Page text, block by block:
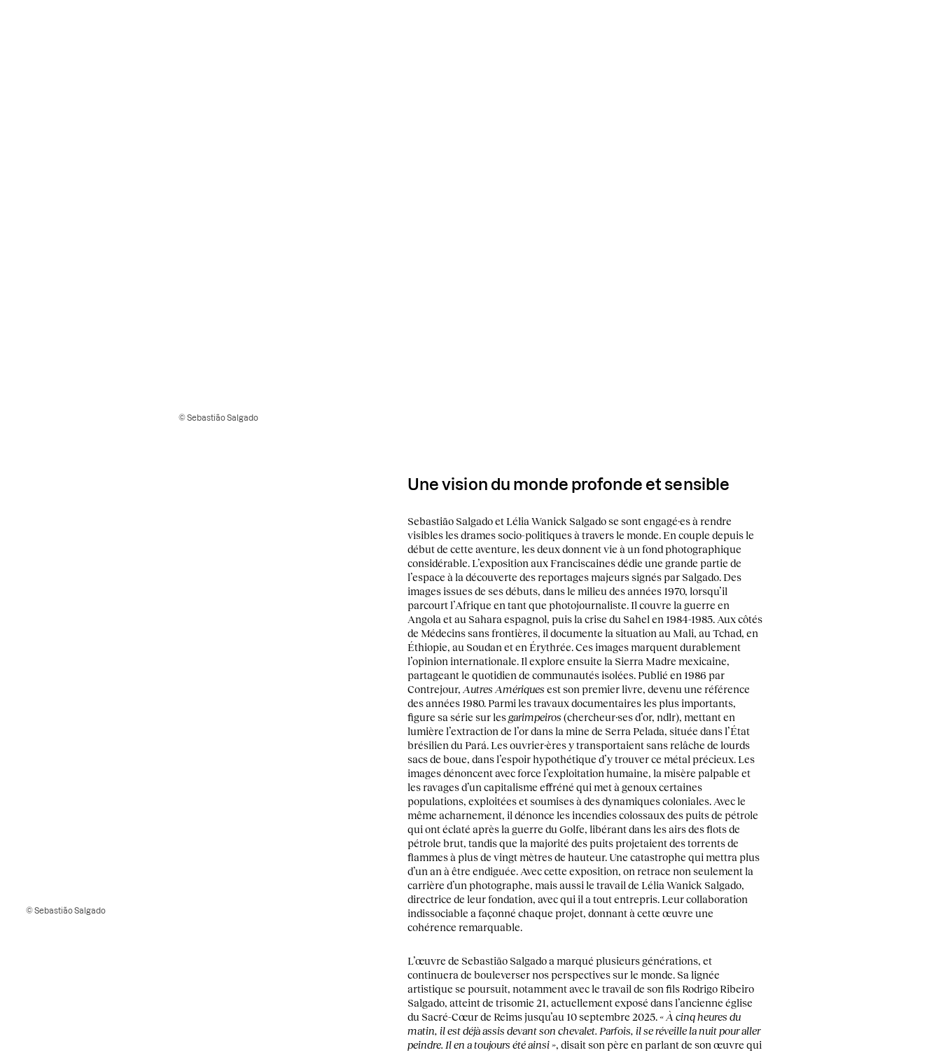
© Sebastião Salgado
© Sebastião Salgado
Une vision du monde profonde et sensible
Sebastião Salgado et Lélia Wanick Salgado se sont engagé·es à rendre
visibles les drames socio-politiques à travers le monde. En couple depuis le
début de cette aventure, les deux donnent vie à un fond photographique
considérable. L’exposition aux Franciscaines dédie une grande partie de
l’espace à la découverte des reportages majeurs signés par Salgado. Des
images issues de ses débuts, dans le milieu des années 1970, lorsqu’il
parcourt l’Afrique en tant que photojournaliste. Il couvre la guerre en
Angola et au Sahara espagnol, puis la crise du Sahel en 1984-1985. Aux côtés
de Médecins sans frontières, il documente la situation au Mali, au Tchad, en
Éthiopie, au Soudan et en Érythrée. Ces images marquent durablement
l’opinion internationale. Il explore ensuite la Sierra Madre mexicaine,
partageant le quotidien de communautés isolées. Publié en 1986 par
Contrejour, Autres Amériques est son premier livre, devenu une référence
des années 1980. Parmi les travaux documentaires les plus importants,
figure sa série sur lesgarimpeiros (chercheur·ses d’or, ndlr), mettant en
lumière l’extraction de l’or dans la mine de Serra Pelada, située dans l’État
brésilien du Pará. Les ouvrier·ères y transportaient sans relâche de lourds
sacs de boue, dans l’espoir hypothétique d’y trouver ce métal précieux. Les
images dénoncent avec force l’exploitation humaine, la misère palpable et
les ravages d’un capitalisme effréné qui met à genoux certaines
populations, exploitées et soumises à des dynamiques coloniales. Avec le
même acharnement, il dénonce les incendies colossaux des puits de pétrole
qui ont éclaté après la guerre du Golfe, libérant dans les airs des flots de
pétrole brut, tandis que la majorité des puits projetaient des torrents de
flammes à plus de vingt mètres de hauteur. Une catastrophe qui mettra plus
d’un an à être endiguée. Avec cette exposition, on retrace non seulement la
carrière d’un photographe, mais aussi le travail de Lélia Wanick Salgado,
directrice de leur fondation, avec qui il a tout entrepris. Leur collaboration
indissociable a façonné chaque projet, donnant à cette œuvre une
cohérence remarquable.
L’œuvre de Sebastião Salgado a marqué plusieurs générations, et
continuera de bouleverser nos perspectives sur le monde. Sa lignée
artistique se poursuit, notamment avec le travail de son fils Rodrigo Ribeiro
Salgado, atteint de trisomie 21, actuellement exposé dans l’ancienne église
du Sacré-Cœur de Reims jusqu’au 10 septembre 2025.« À cinq heures du
matin, il est déjà assis devant son chevalet. Parfois, il se réveille la nuit pour aller
peindre. Il en a toujours été ainsi », disait son père en parlant de son œuvre qui